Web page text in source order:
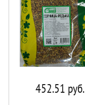
452.51 руб.